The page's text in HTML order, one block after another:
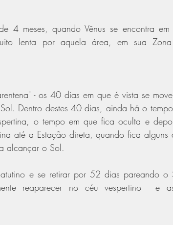
4 meses, quando Vênus se encontra em
lenta por aquela área, em sua
- os 40 dias em que é vista se
Dentro destes 40 dias, ainda há o
o tempo em que fica oculta e
até a Estação direta, quando fica alguns
alcançar o Sol.
e se retirar por 52 dias pareando o
reaparecer no céu vespertino - e